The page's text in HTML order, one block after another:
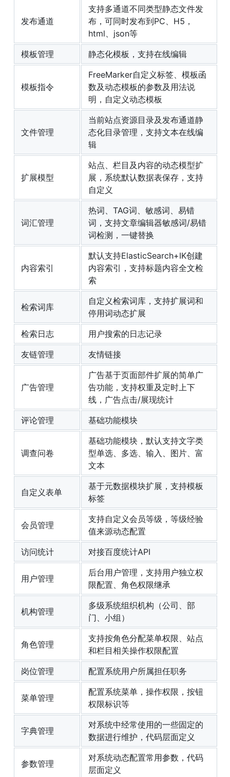
发布通道
支持多通道不同类型静态文件发
布，可同时发布到PC、H5，
html、json等
模板管理
静态化模板，支持在线编辑
模板指令
FreeMarker自定义标签、模板函
数及动态模板的参数及用法说
明，自定义动态模板
文件管理
当前站点资源目录及发布通道静
态化目录管理，支持文本在线编
辑
扩展模型
站点、栏目及内容的动态模型扩
展，系统默认数据表保存，支持
自定义
词汇管理
热词、TAG词、敏感词、易错
词，支持文章编辑器敏感词/易错
词检测，一键替换
内容索引
默认支持ElasticSearch+IK创建
内容索引，支持标题内容全文检
索
检索词库
自定义检索词库，支持扩展词和
停用词动态扩展
检索日志
用户搜索的日志记录
友链管理
友情链接
广告管理
广告基于页面部件扩展的简单广
告功能，支持权重及定时上下
线，广告点击/展现统计
评论管理
基础功能模块
调查问卷
基础功能模块，默认支持文字类
型单选、多选、输入、图片、富
文本
自定义表单
基于元数据模块扩展，支持模板
标签
会员管理
支持自定义会员等级，等级经验
值来源动态配置
访问统计
对接百度统计API
用户管理
后台用户管理，支持用户独立权
限配置、角色权限继承
机构管理
多级系统组织机构（公司、部
门、小组）
角色管理
支持按角色分配菜单权限、站点
和栏目相关操作权限配置
岗位管理
配置系统用户所属担任职务
菜单管理
配置系统菜单，操作权限，按钮
权限标识等
字典管理
对系统中经常使用的一些固定的
数据进行维护，代码层面定义
参数管理
对系统动态配置常用参数，代码
层面定义